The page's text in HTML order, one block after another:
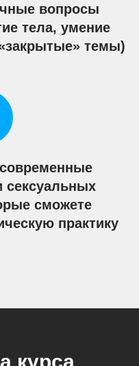
вопросы
тела, умение
темы)
сексуальных
сможете
практику
курса